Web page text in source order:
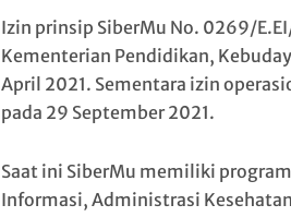
Izin prinsip SiberMu No. 0269/
Kementerian Pendidikan,
April 2021. Sementara izin
pada 29 September 2021.
Saat ini SiberMu memiliki
Informasi, Administrasi